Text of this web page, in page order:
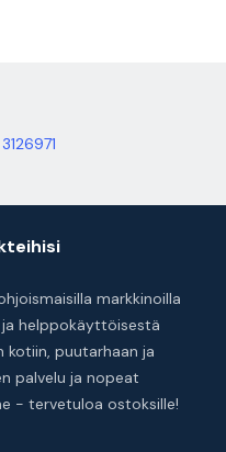
markkinoilla
helppokäyttöisestä
kotiin, puutarhaan ja
palvelu ja nopeat
- tervetuloa ostoksille!